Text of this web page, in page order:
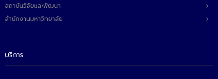
- ทุน/สมัครงาน/ศึกษาต่อ
ผลงานคณะ
สถาบันวิจัยและพัฒนา
สำนักงานมหาวิทยาลัย
บริการ